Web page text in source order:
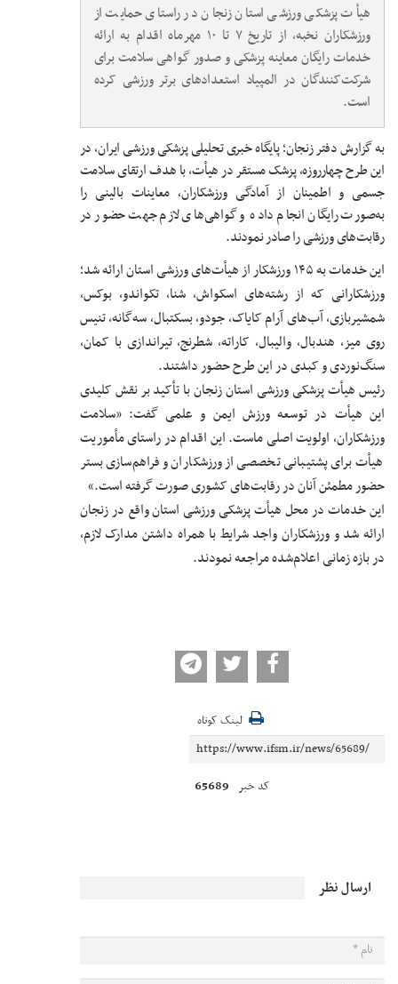
هیأت پزشکی ورزشی استان زنجان در راستای حمایت از
ورزشکاران نخبه، از تاریخ ۷ تا ۱۰ مهرماه اقدام به ارائه
خدمات رایگان معاینه پزشکی و صدور گواهی سلامت برای
شرکت‌کنندگان در المپیاد استعدادهای برتر ورزشی کرده
است.
به گزارش دفتر زنجان؛ پایگاه خبری تحلیلی پزشکی ورزشی ایران،در
این طرح چهارروزه، پزشک مستقر در هیأت، با هدف ارتقای سلامت
جسمی و اطمینان از آمادگی ورزشکاران، معاینات بالینی را
به‌صورت رایگان انجام داده و گواهی‌های لازم جهت حضور در
رقابت‌های ورزشی را صادر نمودند.
این خدمات به ۱۴۵ ورزشکار از هیأت‌های ورزشی استان ارائه شد؛
ورزشکارانی که از رشته‌های اسکواش، شنا، تکواندو، بوکس،
شمشیربازی، آب‌های آرام کایاک، جودو، بسکتبال، سه‌گانه، تنیس
روی میز، هندبال، والیبال، کاراته، شطرنج، تیراندازی با کمان،
سنگ‌نوردی و کبدی در این طرح حضور داشتند.
رئیس هیأت پزشکی ورزشی استان زنجان با تأکید بر نقش کلیدی
این هیأت در توسعه ورزش ایمن و علمی گفت: «سلامت
ورزشکاران، اولویت اصلی ماست. این اقدام در راستای مأموریت
هیأت برای پشتیبانی تخصصی از ورزشکاران و فراهم‌سازی بستر
حضور مطمئن آنان در رقابت‌های کشوری صورت گرفته است.»
این خدمات در محل هیأت پزشکی ورزشی استان واقع در زنجان
ارائه شد و ورزشکاران واجد شرایط با همراه داشتن مدارک لازم،
در بازه زمانی اعلام‌شده مراجعه نمودند.
لینک کوتاه
کد خبر 65689
ارسال نظر